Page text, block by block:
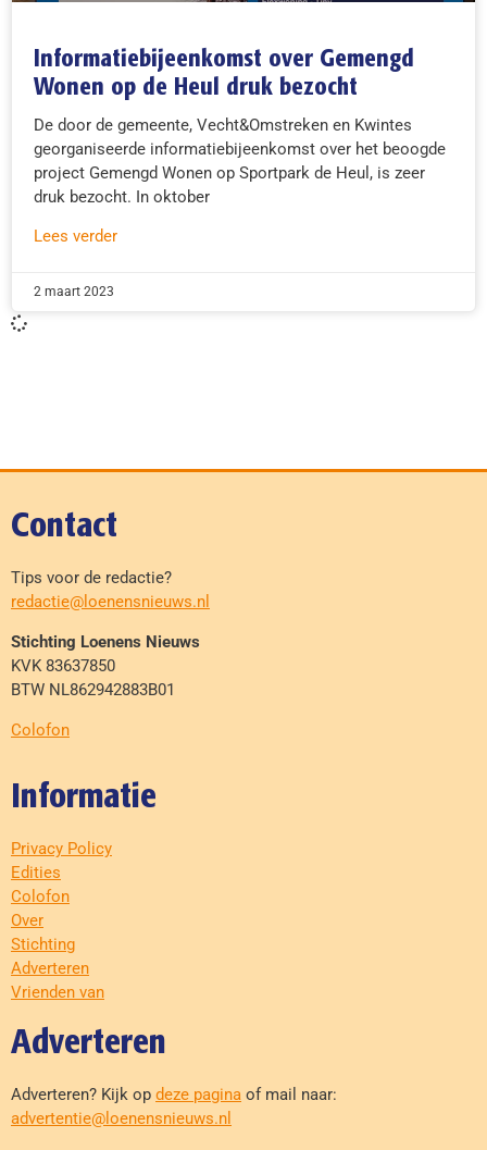
Informatiebijeenkomst over Gemengd
Wonen op de Heul druk bezocht
De door de gemeente, Vecht&Omstreken en Kwintes
georganiseerde informatiebijeenkomst over het beoogde
project Gemengd Wonen op Sportpark de Heul, is zeer
druk bezocht. In oktober
Lees verder
2 maart 2023
Contact
Tips voor de redactie?
redactie@loenensnieuws.nl
Stichting Loenens Nieuws
KVK 83637850
BTW NL862942883B01
Colofon
Informatie
Privacy Policy
Edities
Colofon
Over
Stichting
Adverteren
Vrienden van
Adverteren
Adverteren? Kijk op deze pagina of mail naar:
advertentie@loenensnieuws.nl